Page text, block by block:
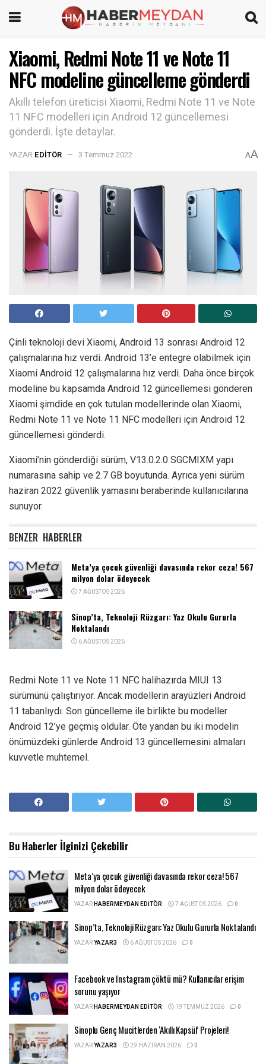
Xiaomi, Redmi Note 11 ve Note 11
NFC modeline güncelleme gönderdi
Akıllı telefon üreticisi Xiaomi, Redmi Note 11 ve Note
11 NFC modelleri için Android 12 güncellemesi
gönderdi. İşte detaylar.
YAZAR EDITÖR 3 Temmuz 2022 AA
Çinli teknoloji devi Xiaomi, Android 13 sonrası Android 12
çalışmalarına hız verdi. Android 13’e entegre olabilmek için
Xiaomi Android 12 çalışmalarına hız verdi. Daha önce birçok
modeline bu kapsamda Android 12 güncellemesi gönderen
Xiaomi şimdide en çok tutulan modellerinde olan Xiaomi,
Redmi Note 11 ve Note 11 NFC modelleri için Android 12
güncellemesi gönderdi.
Xiaomi’nin gönderdiği sürüm, V13.0.2.0 SGCMIXM yapı
numarasına sahip ve 2.7 GB boyutunda. Ayrıca yeni sürüm
haziran 2022 güvenlik yamasını beraberinde kullanıcılarına
sunuyor.
BENZER HABERLER
Meta’ya çocuk güvenliği davasında rekor ceza! 567
milyon dolar ödeyecek
7 AĞUSTOS 2026
Sinop’ta, Teknoloji Rüzgarı: Yaz Okulu Gururla
Noktalandı
6 AĞUSTOS 2026
Redmi Note 11 ve Note 11 NFC halihazırda MIUI 13
sürümünü çalıştırıyor. Ancak modellerin arayüzleri Android
11 tabanlıydı. Son güncelleme ile birlikte bu modeller
Android 12’ye geçmiş oldular. Öte yandan bu iki modelin
önümüzdeki günlerde Android 13 güncellemesini almaları
kuvvetle muhtemel.
Bu Haberler İlginizi Çekebilir
Meta’ya çocuk güvenliği davasında rekor ceza! 567
milyon dolar ödeyecek
YAZARHABERMEYDAN EDITÖR 7 AĞUSTOS 2026 0
Sinop’ta, Teknoloji Rüzgarı: Yaz Okulu Gururla Noktalandı
YAZARYAZAR3 6 AĞUSTOS 2026 0
Facebook ve Instagram çöktü mü? Kullanıcılar erişim
sorunu yaşıyor
YAZARHABERMEYDAN EDITÖR 19 TEMMUZ 2026 0
Sinoplu Genç Mucitlerden ‘Akıllı Kapsül’ Projeleri!
YAZARYAZAR3 29 HAZIRAN 2026 0